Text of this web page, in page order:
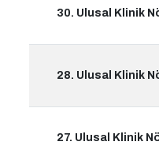
30. Ulusal Klinik
28. Ulusal Klinik
27. Ulusal Klinik